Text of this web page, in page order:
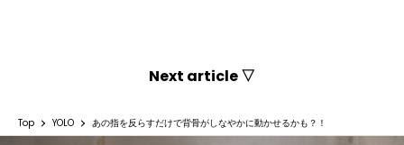
Next article ▽
Top YOLO あの指を反らすだけで背骨がしなやかに動かせるかも？！